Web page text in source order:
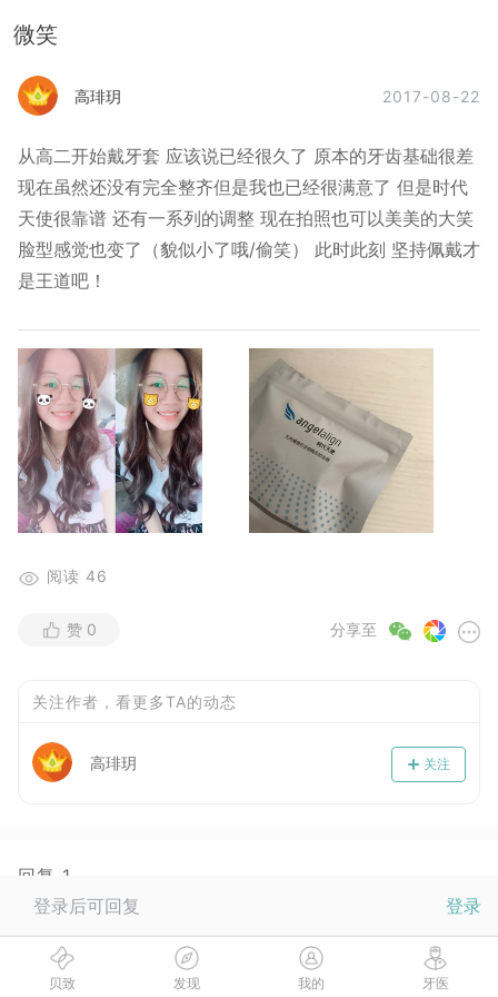
微笑
高琲玥 2017-08-22
从高二开始戴牙套 应该说已经很久了 原本的牙齿基础很差
现在虽然还没有完全整齐但是我也已经很满意了 但是时代
天使很靠谱 还有一系列的调整 现在拍照也可以美美的大笑
脸型感觉也变了（貌似小了哦/偷笑） 此时此刻 坚持佩戴才
是王道吧！
阅读 46
分享至
赞 0
关注作者，看更多TA的动态
关注
高琲玥
回复 1
谨遵医嘱，按时佩戴！就能得到你想要的效果喔！Dr.贝倾情
登录后可回复 登录
贝致 发现 我的 牙医